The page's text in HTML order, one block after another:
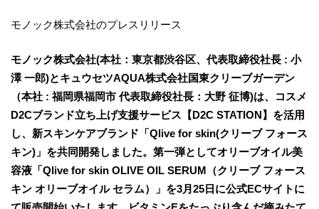
モノック株式会社のプレスリリース
モノック株式会社(本社：東京都渋谷区、代表取締役社長 : 小
澤 一郎)とキュウセツAQUA株式会社国東クリーブガーデン
（本社 : 福岡県福岡市 代表取締役社長：大野 征博)は、コスメ
D2Cブランド立ち上げ支援サービス【D2C STATION】を活用
し、新スキンケアブランド「Qlive for skin(クリーブ フォース
キン)」を共同開発しました。第一弾としてオリーブオイル美
容液「Qlive for skin OLIVE OIL SERUM（クリーブ フォース
キン オリーブオイル セラム）」を3月25日に公式ECサイトに